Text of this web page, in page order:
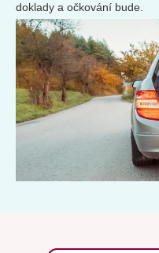
doklady a očkování bude.